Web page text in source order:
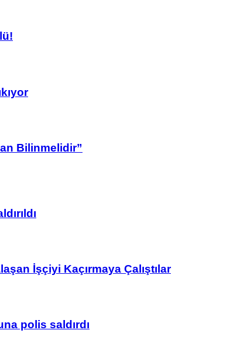
Bilinmelidir”
İşçiyi Kaçırmaya Çalıştılar
polis saldırdı